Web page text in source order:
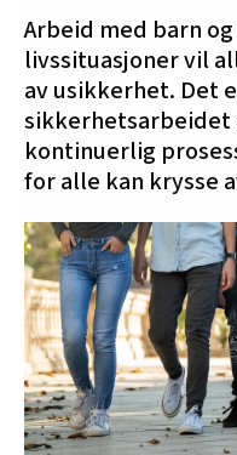
Arbeid med barn
livssituasjoner vil
av usikkerhet. Det
sikkerhetsarbeidet
kontinuerlig
for alle kan krysse